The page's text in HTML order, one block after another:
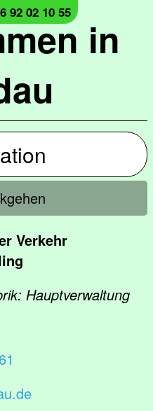
in
92 02 10 55
Verkehr
Hauptverwaltung